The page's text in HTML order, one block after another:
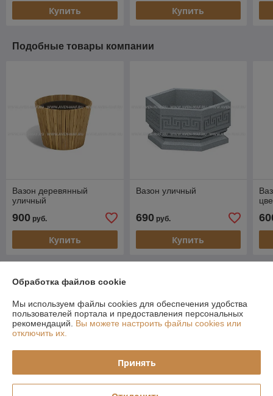
Купить Купить
Подобные товары компании
Вазон деревянный
уличный
900 руб.
Купить
Вазон уличный
690руб.
Купить
О нас
Рейтинг не сформирован
Менее 5 отзывов за последний год
Компания продает на Deal.by
Работает с 03.11.2016
г. Минск
ул. Домбровская 15 пом 4-635, Минск, Беларусь
Обработка файлов cookie
Мы используем файлы cookies для обеспечения удобства
пользователей портала и предоставления персональных
рекомендаций. Вы можете настроить файлы cookies или
отключить их.
Принять